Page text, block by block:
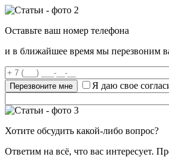
Оставьте ваш номер телефона
и в ближайшее время мы перезвоним
Я даю свое
Хотите обсудить какой-либо вопрос?
Ответим на всё, что вас интересует.